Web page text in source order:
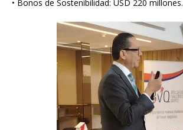
• Bonos de Sostenibilidad: USD 220 millones.